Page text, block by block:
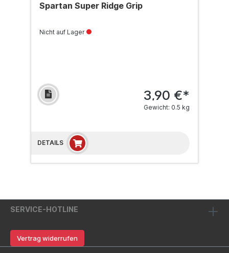
Spartan Super Ridge Grip
Nicht auf Lager
3,90 €*
Gewicht: 0.5 kg
DETAILS
SERVICE-HOTLINE
Vertrag widerrufen